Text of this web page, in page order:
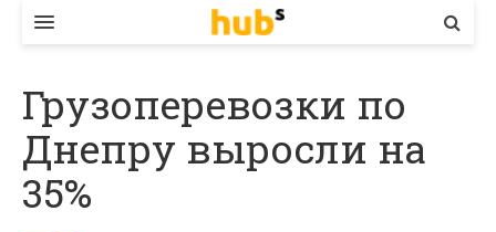
ЕКОНОМІКА
БІЗНЕС
СТАРТЕР
Грузоперевозки по
Днепру выросли на
35%